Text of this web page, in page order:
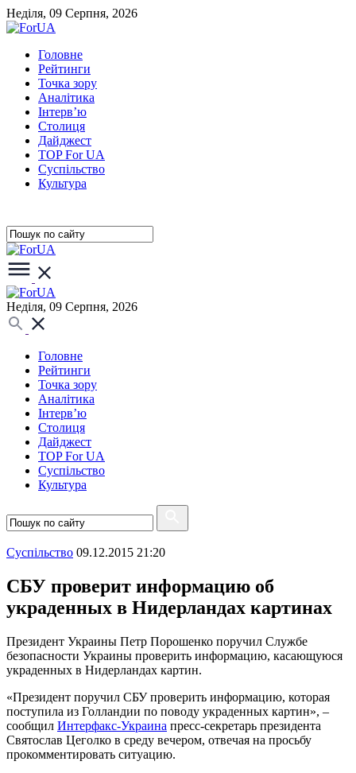
Неділя, 09 Серпня, 2026
Головне
Рейтинги
Точка зору
Аналітика
Інтерв’ю
Столиця
Дайджест
TOP For UA
Суспiльство
Культура
Неділя, 09 Серпня, 2026
Головне
Рейтинги
Точка зору
Аналітика
Інтерв’ю
Столиця
Дайджест
TOP For UA
Суспiльство
Культура
Суспiльство 09.12.2015 21:20
СБУ проверит информацию об
украденных в Нидерландах картинах
Президент Украины Петр Порошенко поручил Службе
безопасности Украины проверить информацию, касающуюся
украденных в Нидерландах картин.
«Президент поручил СБУ проверить информацию, которая
поступила из Голландии по поводу украденных картин», –
сообщил Интерфакс-Украина пресс-секретарь президента
Святослав Цеголко в среду вечером, отвечая на просьбу
прокомментировать ситуацию.